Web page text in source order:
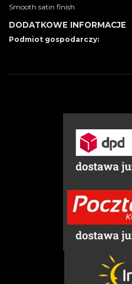
Smooth satin finish
DODATKOWE INFORMACJE
Podmiot gospodarczy: